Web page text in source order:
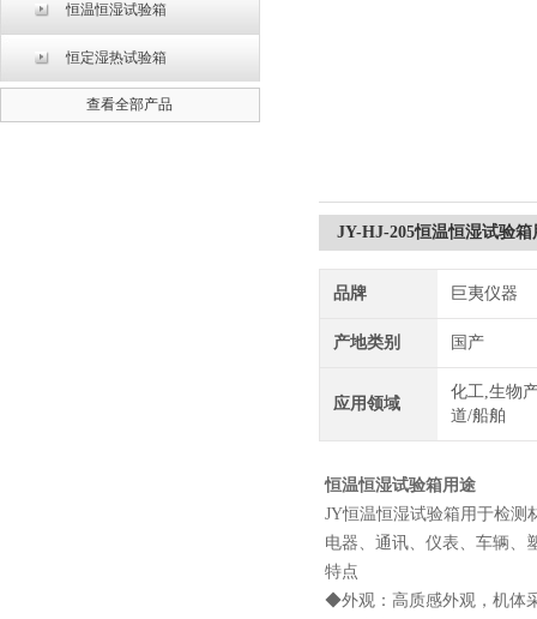
恒温恒湿试验箱
恒定湿热试验箱
查看全部产品
JY-HJ-205恒温恒湿试验箱
品牌 巨夷仪器
产地类别 国产
应用领域
化工,生物
道/船舶
恒温恒湿试验箱用途
JY恒温恒湿试验箱用于检测
电器、通讯、仪表、车辆、
特点
◆外观：高质感外观，机体